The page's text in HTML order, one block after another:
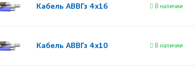
Кабель АВВГз 4x16 В наличии
Кабель АВВГз 4x10 В наличии